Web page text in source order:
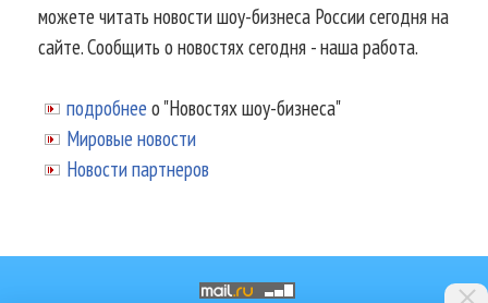
можете читать новости шоу-бизнеса России сегодня на
сайте. Сообщить о новостях сегодня - наша работа.
подробнее о "Новостях шоу-бизнеса"
Мировые новости
Новости партнеров